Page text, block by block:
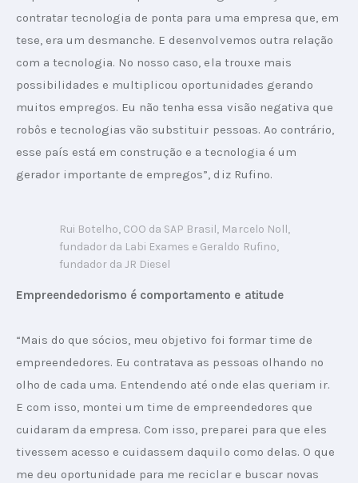
contratar tecnologia de ponta para uma empresa que, em
tese, era um desmanche. E desenvolvemos outra relação
com a tecnologia. No nosso caso, ela trouxe mais
possibilidades e multiplicou oportunidades gerando
muitos empregos. Eu não tenha essa visão negativa que
robôs e tecnologias vão substituir pessoas. Ao contrário,
esse país está em construção e a tecnologia é um
gerador importante de empregos”, diz Rufino.
Rui Botelho, COO da SAP Brasil, Marcelo Noll,
fundador da Labi Exames e Geraldo Rufino,
fundador da JR Diesel
Empreendedorismo é comportamento e atitude
“Mais do que sócios, meu objetivo foi formar time de
empreendedores. Eu contratava as pessoas olhando no
olho de cada uma. Entendendo até onde elas queriam ir.
E com isso, montei um time de empreendedores que
cuidaram da empresa. Com isso, preparei para que eles
tivessem acesso e cuidassem daquilo como delas. O que
me deu oportunidade para me reciclar e buscar novas